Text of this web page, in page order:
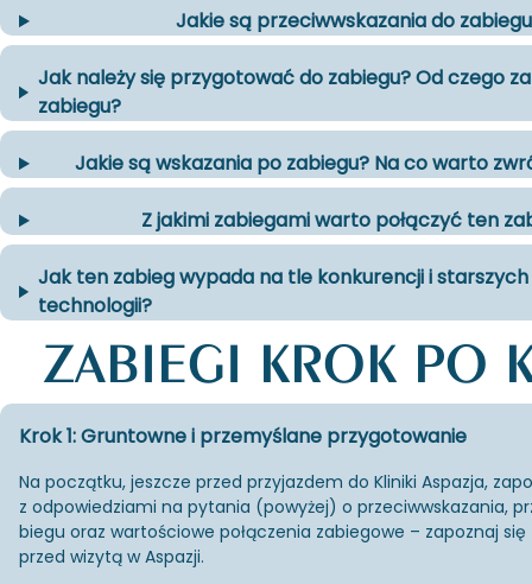
Jakie są przeciwwskazania do
Jak należy się przygotować do zabiegu? Od czego
zabiegu?
Jakie są wskazania po zabiegu? Na co warto
Z jakimi zabiegami warto połączyć ten
Jak ten zabieg wypada na tle konkurencji i
technologii?
ZABIEGI KROK PO
Krok 1: Gruntowne i przemyślane przygotowanie
Na po­cząt­ku, jesz­cze przed przy­jaz­dem do Kli­ni­ki Aspa­zja,
z od­po­wie­dzia­mi na py­ta­nia (po­wy­żej) o prze­ciw­wska­za­nia,
bie­gu oraz war­to­ścio­we po­łą­cze­nia za­bie­go­we – za­po­znaj
przed wi­zy­tą w Aspa­zji.